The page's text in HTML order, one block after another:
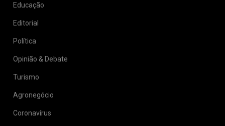
Educação
Editorial
Política
Opinião & Debate
Turismo
Agronegócio
Coronavírus